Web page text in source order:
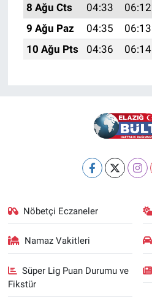
8 Ağu Cts
04:33 06:12
9 Ağu Paz
04:35 06:13
10 Ağu Pts
04:36 06:14
Nöbetçi Eczaneler
Namaz Vakitleri
Süper Lig Puan Durumu ve
Fikstür